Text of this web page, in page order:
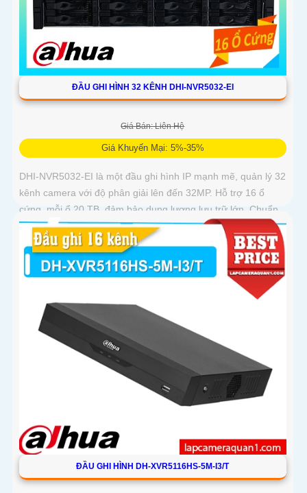
ĐẦU GHI HÌNH 32 KÊNH DHI-NVR5032-EI
Giá Bán: Liên Hệ
Giá Khuyến Mại: 5%-35%
DHI-NVR5032-EI là một đầu ghi hình IP mạnh mẽ, quản lý 32
kênh camera với độ phân giải lên đến 32MP. Hỗ trợ 16 ổ
cứng, mỗi ổ 20 TB, đảm bảo dung lượng lưu trữ lớn. Chuẩn
nén Smart H
ĐẦU GHI HÌNH DH-XVR5116HS-5M-I3/T